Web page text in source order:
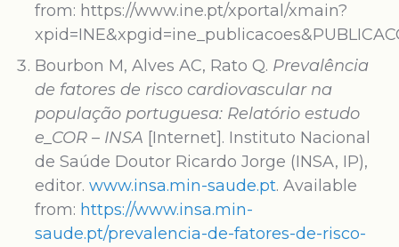
from: https://www.ine.pt/xportal/xmain?
Bourbon M, Alves AC, Rato Q. Prevalência
de fatores de risco cardiovascular na
população portuguesa: Relatório estudo
e_COR – INSA [Internet]. Instituto Nacional
de Saúde Doutor Ricardo Jorge (INSA, IP),
editor. www.insa.min-saude.pt. Available
from: https://www.insa.min-
saude.pt/prevalencia-de-fatores-de-risco-